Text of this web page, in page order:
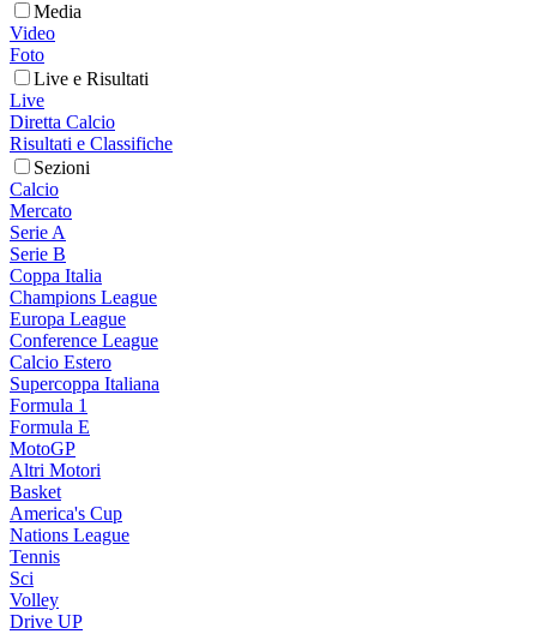
Media
Video
Foto
Live e Risultati
Live
Diretta Calcio
Risultati e Classifiche
Sezioni
Calcio
Mercato
Serie A
Serie B
Coppa Italia
Champions League
Europa League
Conference League
Calcio Estero
Supercoppa Italiana
Formula 1
Formula E
MotoGP
Altri Motori
Basket
America's Cup
Nations League
Tennis
Sci
Volley
Drive UP